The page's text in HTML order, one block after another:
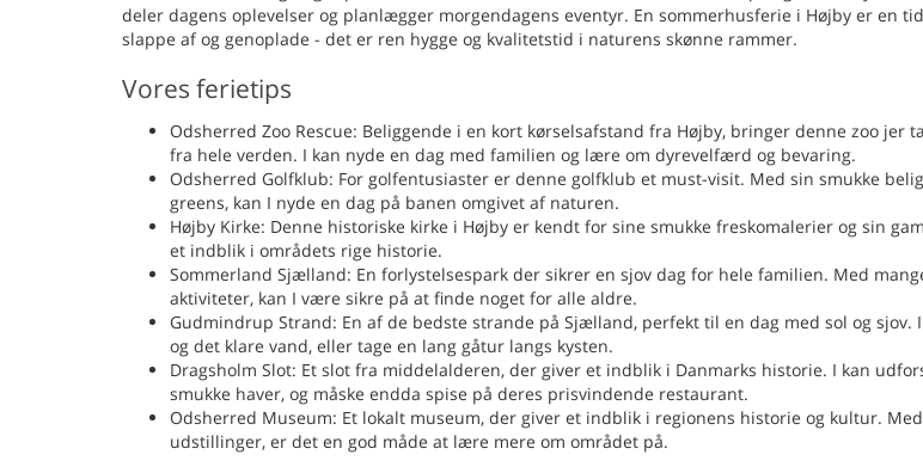
deler dagens oplevelser og planlægger morgendagens eventyr. En sommerhusferie i Højby er en
slappe af og genoplade - det er ren hygge og kvalitetstid i naturens skønne rammer.
Vores ferietips
Odsherred Zoo Rescue: Beliggende i en kort kørselsafstand fra Højby, bringer denne zoo jer
fra hele verden. I kan nyde en dag med familien og lære om dyrevelfærd og bevaring.
Odsherred Golfklub: For golfentusiaster er denne golfklub et must-visit. Med sin smukke
greens, kan I nyde en dag på banen omgivet af naturen.
Højby Kirke: Denne historiske kirke i Højby er kendt for sine smukke freskomalerier og sin
et indblik i områdets rige historie.
Sommerland Sjælland: En forlystelsespark der sikrer en sjov dag for hele familien. Med
aktiviteter, kan I være sikre på at finde noget for alle aldre.
Gudmindrup Strand: En af de bedste strande på Sjælland, perfekt til en dag med sol og sjov.
og det klare vand, eller tage en lang gåtur langs kysten.
Dragsholm Slot: Et slot fra middelalderen, der giver et indblik i Danmarks historie. I kan
smukke haver, og måske endda spise på deres prisvindende restaurant.
Odsherred Museum: Et lokalt museum, der giver et indblik i regionens historie og kultur.
udstillinger, er det en god måde at lære mere om området på.